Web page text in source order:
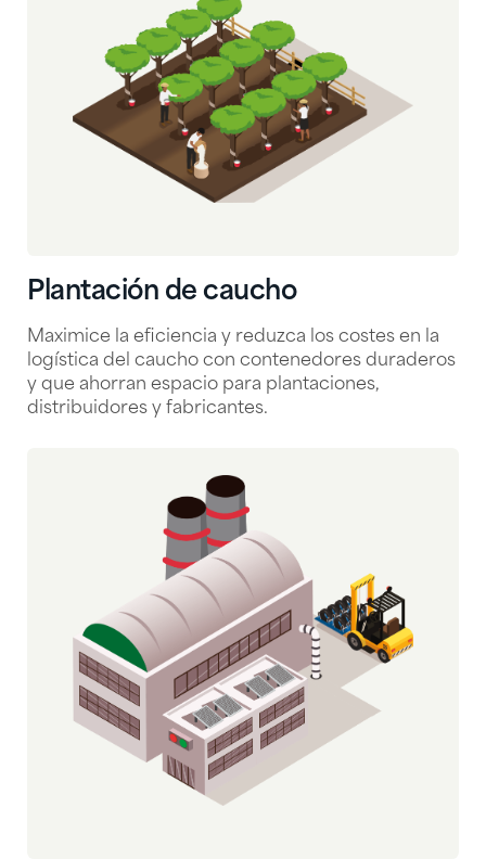
Plantación de caucho
Maximice la eficiencia y reduzca los costes en la
logística del caucho con contenedores duraderos
y que ahorran espacio para plantaciones,
distribuidores y fabricantes.